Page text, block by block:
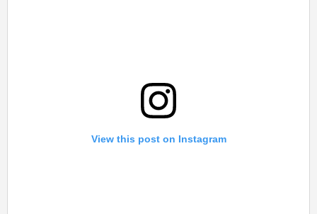
View this post on Instagram